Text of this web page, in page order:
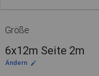
Größe
6x12m Seite 2m
Ändern